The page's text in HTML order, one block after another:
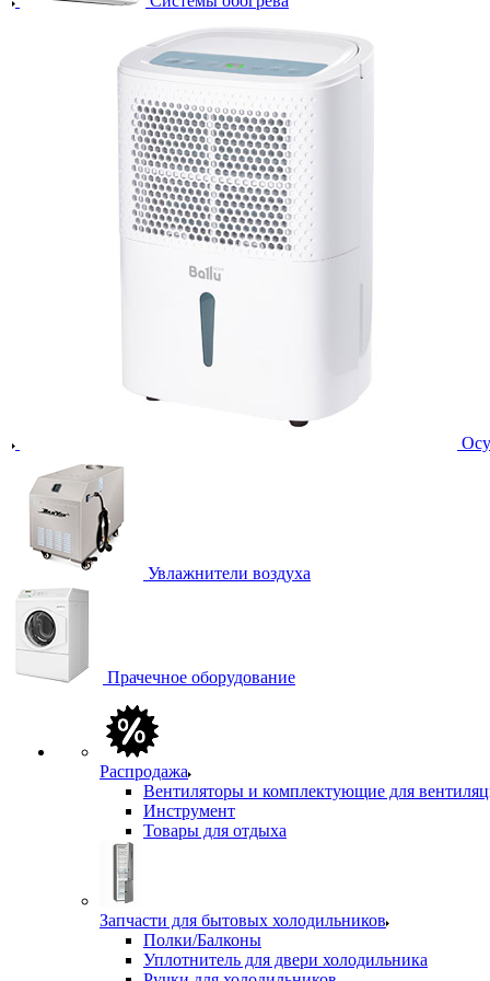
Увлажнители воздуха
Прачечное оборудование
Распродажа
Вентиляторы и комплектующие для
Инструмент
Товары для отдыха
Запчасти для бытовых холодильников
Полки/Балконы
Уплотнитель для двери холодильника